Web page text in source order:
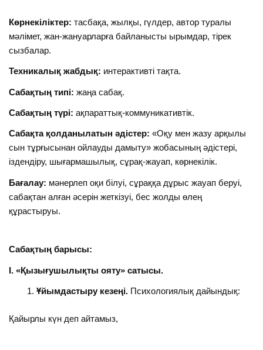
Көрнекіліктер:тасбақа, жылқы, гүлдер, автор туралы
мәлімет, жан-жануарларға байланысты ырымдар, тірек
сызбалар.
Техникалық жабдық: интерактивті тақта.
Сабақтың типі: жаңа сабақ.
Сабақтың түрі: ақпараттық-коммуникативтік.
Сабақта қолданылатын әдістер: «Оқу мен жазу арқылы
сын тұрғысынан ойлауды дамыту» жобасының әдістері,
іздендіру, шығармашылық, сұрақ-жауап, көрнекілік.
Бағалау: мәнерлеп оқи білуі, сұраққа дұрыс жауап беруі,
сабақтан алған әсерін жеткізуі, бес жолды өлең
құрастыруы.
Сабақтың барысы:
І. «Қызығушылықты ояту» сатысы.
Ұйымдастыру кезеңі. Психологиялық дайындық:
Қайырлы күн деп айтамыз,